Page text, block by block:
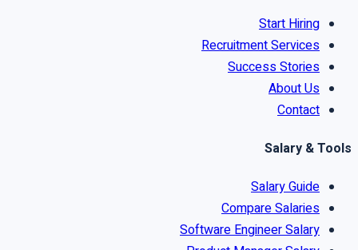
Start Hiring
Recruitment Services
Success Stories
About Us
Contact
Salary & Tools
Salary Guide
Compare Salaries
Software Engineer Salary